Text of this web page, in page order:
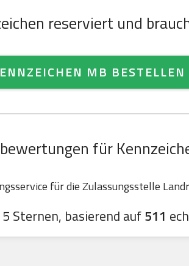
reserviert und
MB BESTELLEN
für
für die Zulassungsstelle
Sternen, basierend auf511